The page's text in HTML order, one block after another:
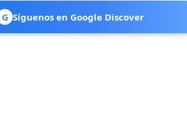
G Síguenos en Google Discover